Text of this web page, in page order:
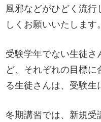
風邪などがひどく流
しくお願いいたします。
受験学年でない生徒さ
ど、それぞれの目標
る生徒さんは、受験生
冬期講習では、新規受